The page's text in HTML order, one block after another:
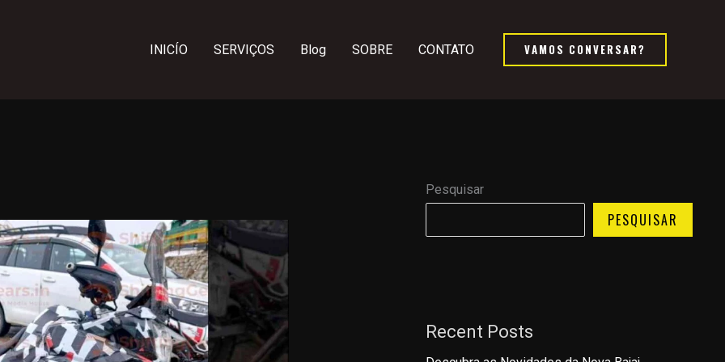
INICÍO SERVIÇOS Blog SOBRE CONTATO VAMOS CONVERSAR?
Pesquisar
PESQUISAR
Recent Posts